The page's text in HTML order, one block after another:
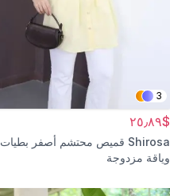
3
$٢٥٫٨٩
Shirosa قميص محتشم أصفر بطيات
وياقة مزدوجة